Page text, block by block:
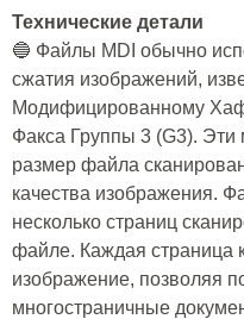
Технические детали
🔵 Файлы MDI обычно
сжатия изображений,
Модифицированному
Факса Группы 3 (G3).
размер файла
качества изображения.
несколько страниц
файле. Каждая страница
изображение, позволяя
многостраничные